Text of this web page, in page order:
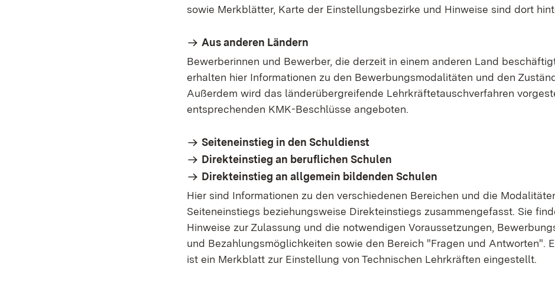
sowie Merkblätter, Karte der Einstellungsbezirke und Hinweise sind dort
Aus anderen Ländern
Bewerberinnen und Bewerber, die derzeit in einem anderen Land
erhalten hier Informationen zu den Bewerbungsmodalitäten und den
Außerdem wird das länderübergreifende Lehrkräftetauschverfahren
entsprechenden KMK-Beschlüsse angeboten.
Seiteneinstieg in den Schuldienst
Direkteinstieg an beruflichen Schulen
Direkteinstieg an allgemein bildenden Schulen
Hier sind Informationen zu den verschiedenen Bereichen und die
Seiteneinstiegs beziehungsweise Direkteinstiegs zusammengefasst. Sie
Hinweise zur Zulassung und die notwendigen Voraussetzungen,
und Bezahlungsmöglichkeiten sowie den Bereich "Fragen und Antworten".
ist ein Merkblatt zur Einstellung von Technischen Lehrkräften eingestellt.